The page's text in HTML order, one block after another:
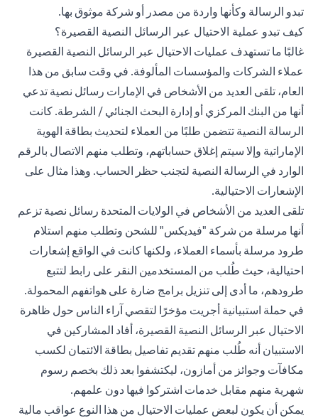
تبدو الرسالة وكأنها واردة من مصدر أو شركة موثوق بها.
كيف تبدو عملية الاحتيال عبر الرسائل النصية القصيرة؟
غالبًا ما تستهدف عمليات الاحتيال عبر الرسائل النصية القصيرة
عملاء الشركات والمؤسسات المألوفة. في وقت سابق من هذا
العام، تلقى العديد من الأشخاص في الإمارات رسائل نصية تدعي
أنها من البنك المركزي أو إدارة البحث الجنائي / الشرطة. كانت
الرسالة النصية تتضمن طلبًا من العملاء لتحديث بطاقة الهوية
الإماراتية وإلا سيتم إغلاق حساباتهم، وتطلب منهم الاتصال بالرقم
الوارد في الرسالة النصية لتجنب حظر الحساب. وهذا مثال على
الإشعارات الاحتيالية.
تلقى العديد من الأشخاص في الولايات المتحدة رسائل نصية تزعم
أنها مرسلة من شركة "فيديكس" للشحن وتطلب منهم استلام
طرود مرسلة بأسماء العملاء، ولكنها كانت في الواقع إشعارات
احتيالية، حيث طُلب من المستخدمين النقر على رابط لتتبع
طرودهم، ما أدى إلى تنزيل برامج ضارة على هواتفهم المحمولة.
في حملة استبيانية أجريت مؤخرًا لتقصي آراء الناس حول ظاهرة
الاحتيال عبر الرسائل النصية القصيرة، أفاد المشاركين في
الاستبيان أنه طُلب منهم تقديم تفاصيل بطاقة الائتمان لكسب
مكافآت وجوائز من أمازون، ليكتشفوا بعد ذلك بخصم رسوم
شهرية منهم مقابل خدمات اشتركوا فيها دون علمهم.
يمكن أن يكون لبعض عمليات الاحتيال من هذا النوع عواقب مالية